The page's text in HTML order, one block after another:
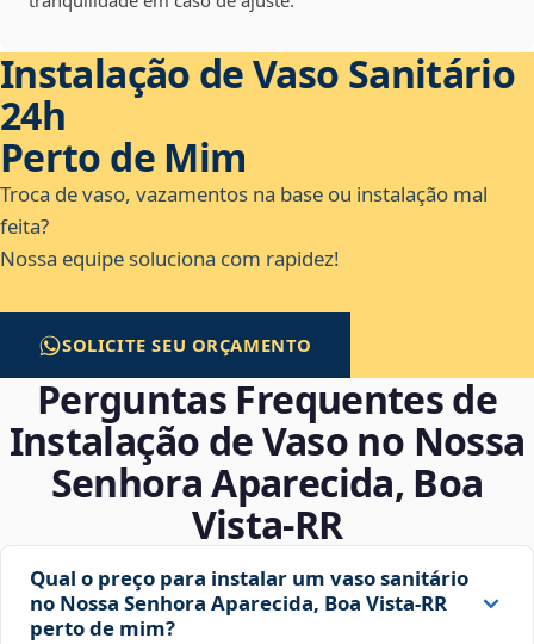
Instalação de Vaso Sanitário
24h
Perto de Mim
Troca de vaso, vazamentos na base ou instalação mal
feita?
Nossa equipe soluciona com rapidez!
SOLICITE SEU ORÇAMENTO
Perguntas Frequentes de
Instalação de Vaso no Nossa
Senhora Aparecida, Boa
Vista‑RR
Qual o preço para instalar um vaso sanitário
no Nossa Senhora Aparecida, Boa Vista‑RR
perto de mim?